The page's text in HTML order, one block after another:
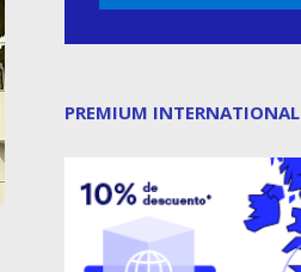
PREMIUM INTERNATIONAL